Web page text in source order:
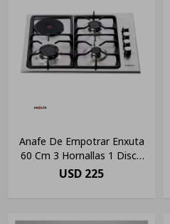
Anafe De Empotrar Enxuta
60 Cm 3 Hornallas 1 Disco
Color Plateado
USD 225